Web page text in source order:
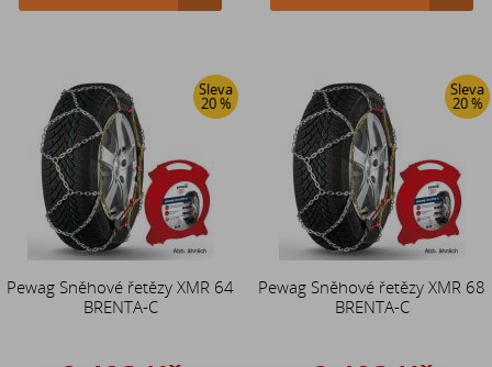
Sleva
20 %
Pewag Sněhové řetězy XMR 64
BRENTA-C
Sleva
20 %
Pewag Sněhové řetězy XMR 68
BRENTA-C